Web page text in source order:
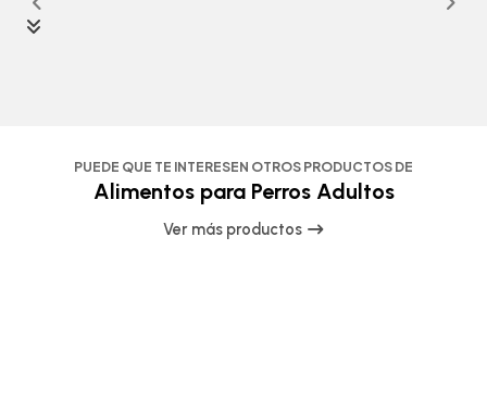
PUEDE QUE TE INTERESEN OTROS PRODUCTOS DE
Alimentos para Perros Adultos
Ver más productos